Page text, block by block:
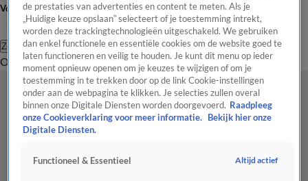
Volg Hart van Nederland
Zoeken
OverzichtRegioUitzendingenWeerTip de redactiePanelVideo's
de prestaties van advertenties en content te meten. Als je
„Huidige keuze opslaan” selecteert of je toestemming intrekt,
worden deze trackingtechnologieën uitgeschakeld. We gebruiken
dan enkel functionele en essentiële cookies om de website goed te
laten functioneren en veilig te houden. Je kunt dit menu op ieder
moment opnieuw openen om je keuzes te wijzigen of om je
toestemming in te trekken door op de link Cookie-instellingen
onder aan de webpagina te klikken. Je selecties zullen overal
binnen onze Digitale Diensten worden doorgevoerd. Raadpleeg
onze Cookieverklaring voor meer informatie.
Bekijk hier onze
Digitale Diensten.
Functioneel & Essentieel Altijd actief